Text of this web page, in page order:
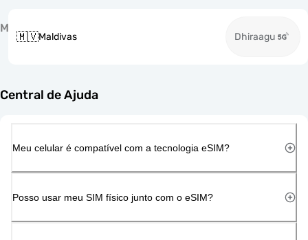
M
🇲🇻Maldivas Dhiraagu
Central de Ajuda
Meu celular é compatível com a tecnologia eSIM?
Posso usar meu SIM físico junto com o eSIM?